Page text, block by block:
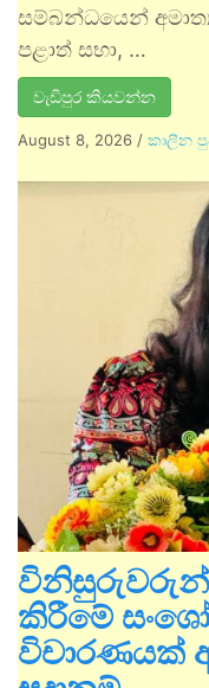
සම්බන්ධයෙන්
පළාත් සභා, …
වැඩිපුර කියවන්න
August 8, 2026 / කාලීන
කිරීමේ
විචාරණයක්